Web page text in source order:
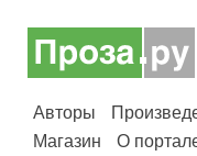
Авторы
Магазин
О